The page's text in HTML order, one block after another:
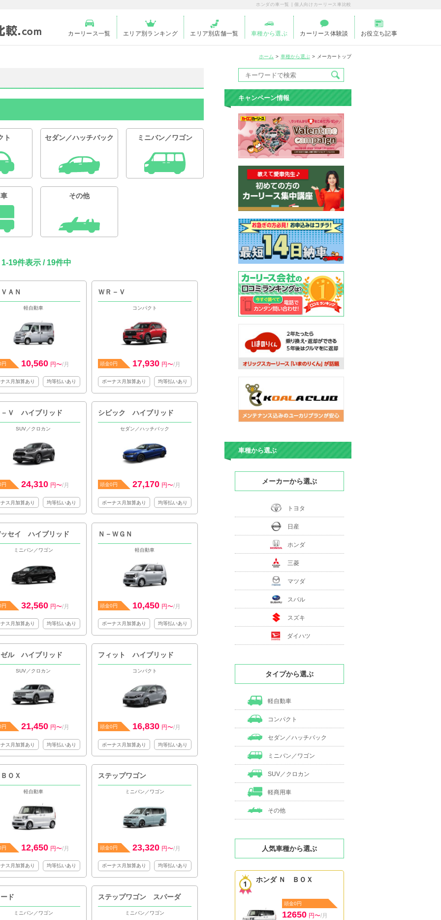
ホンダの車一覧 | 個人向けカーリース車比較
カーリース一覧 エリア別ランキング エリア別店舗一覧 車種から選ぶ カーリース体験談 お役立ち記事
ホーム 車種から選ぶ メーカートップ
ト セダン／ハッチバック ミニバン／ワゴン
その他
1-19件表示 / 19件中
ＡＮ
軽自動車
円 10,560 円〜/月
ス月加算あり 均等払いあり
ＷＲ－Ｖ
コンパクト
頭金0円 17,930 円〜/月
ボーナス月加算あり 均等払いあり
－Ｖ ハイブリッド
SUV／クロカン
円 24,310 円〜/月
ス月加算あり 均等払いあり
シビック ハイブリッド
セダン／ハッチバック
頭金0円 27,170 円〜/月
ボーナス月加算あり 均等払いあり
ッセイ ハイブリッド
ミニバン／ワゴン
円 32,560 円〜/月
ス月加算あり 均等払いあり
Ｎ－ＷＧＮ
軽自動車
頭金0円 10,450 円〜/月
ボーナス月加算あり 均等払いあり
ゼル ハイブリッド
SUV／クロカン
円 21,450 円〜/月
ス月加算あり 均等払いあり
フィット ハイブリッド
コンパクト
頭金0円 16,830 円〜/月
ボーナス月加算あり 均等払いあり
ＯＸ
軽自動車
円 12,650 円〜/月
ス月加算あり 均等払いあり
ステップワゴン
ミニバン／ワゴン
頭金0円 23,320 円〜/月
ボーナス月加算あり 均等払いあり
ド
ミニバン／ワゴン
ステップワゴン スパーダ
ミニバン／ワゴン
キャンペーン情報
車種から選ぶ
メーカーから選ぶ
トヨタ
日産
ホンダ
三菱
マツダ
スバル
スズキ
ダイハツ
タイプから選ぶ
軽自動車
コンパクト
セダン／ハッチバック
ミニバン／ワゴン
SUV／クロカン
軽商用車
その他
人気車種から選ぶ
ホンダ Ｎ ＢＯＸ
頭金0円
12650 円〜/月